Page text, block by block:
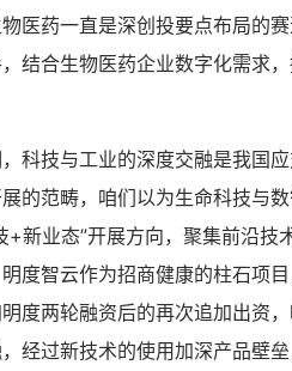
医药一直是深创投要点布局的
结合生物医药企业数字化需求
科技与工业的深度交融是我国
的范畴，咱们以为生命科技与
+新业态”开展方向，聚集前沿
度智云作为招商健康的柱石项
度两轮融资后的再次追加出资
经过新技术的使用加深产品壁